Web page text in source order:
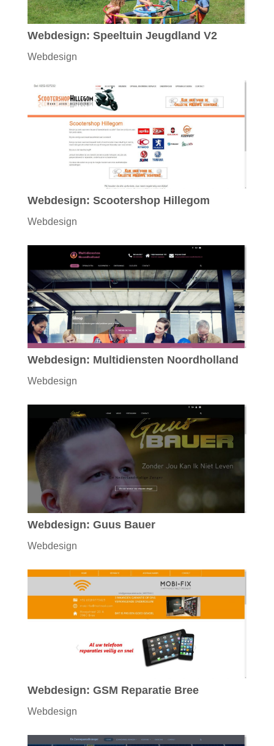
Webdesign: Speeltuin Jeugdland V2
Webdesign
Webdesign: Scootershop Hillegom
Webdesign
Webdesign: Multidiensten Noordholland
Webdesign
Webdesign: Guus Bauer
Webdesign
Webdesign: GSM Reparatie Bree
Webdesign